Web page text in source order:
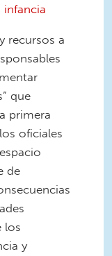
infancia
recursos a
que
primera
oficiales
de
los
y